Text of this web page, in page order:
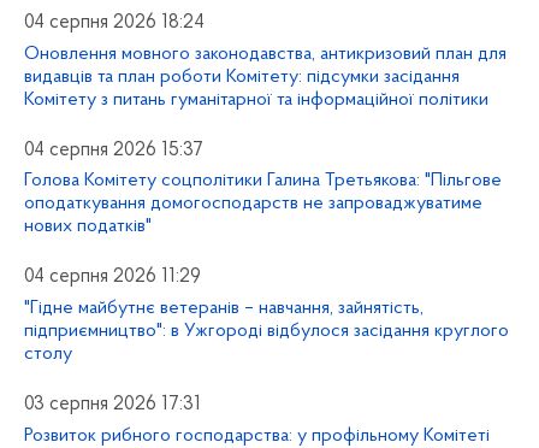
04 серпня 2026 18:24
Оновлення мовного законодавства, антикризовий план для
видавців та план роботи Комітету: підсумки засідання
Комітету з питань гуманітарної та інформаційної політики
04 серпня 2026 15:37
Голова Комітету соцполітики Галина Третьякова: "Пільгове
оподаткування домогосподарств не запроваджуватиме
нових податків"
04 серпня 2026 11:29
"Гідне майбутнє ветеранів – навчання, зайнятість,
підприємництво": в Ужгороді відбулося засідання круглого
столу
03 серпня 2026 17:31
Розвиток рибного господарства: у профільному Комітеті